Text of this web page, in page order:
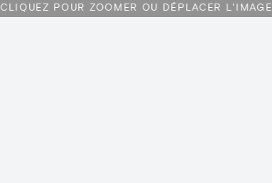
CLIQUEZ POUR ZOOMER OU DÉPLACER L'IMAGE